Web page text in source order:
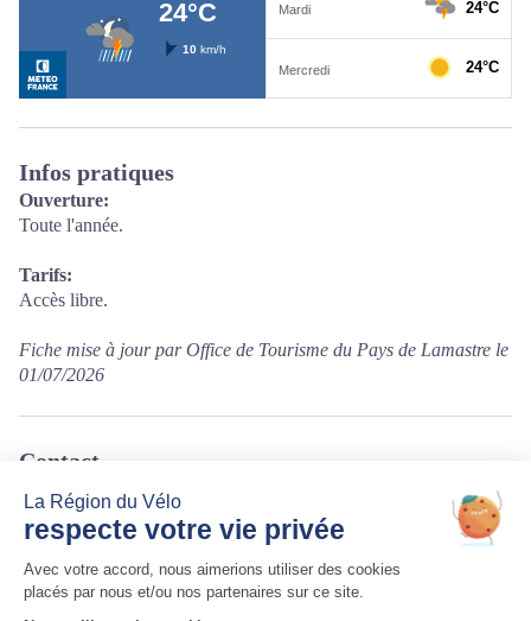
Infos pratiques
Ouverture:
Toute l'année.
Tarifs:
Accès libre.
Fiche mise à jour par Office de Tourisme du Pays de Lamastre le
01/07/2026
Contact
Lapras
07270 Saint-Basile
Tél. 04 75 06 41 04
Courriel:
mairie.saintbasile@gmail.com